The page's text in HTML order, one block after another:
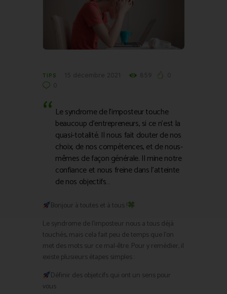
TIPS
Le syndrome de l’imposteur touche
beaucoup d’entrepreneurs, si ce n’est la
quasi-totalité. Il nous fait douter de nos
choix, de nos compétences, et de nous-
mêmes de façon générale. Il mine notre
confiance et nous freine dans l’atteinte
de nos objectifs…
Bonjour à toutes et à tous !
Le syndrome de l’imposteur nous a tous déjà
touchés, mais cela fait peu de temps que l’on
met des mots sur ce mal-être. Pour y remédier, il
existe plusieurs étapes simples :
Définir des objetcifs qui ont un sens pour
vous